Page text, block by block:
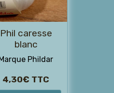
Phil caresse
blanc
Phildar
4,30€ TTC